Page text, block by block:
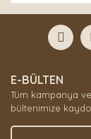
E-BÜLTEN
Tüm kampanya
bültenimize